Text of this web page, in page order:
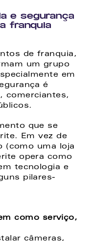
e segurança
franquia
de franquia,
um grupo
em
é
comerciantes,
que se
Em vez de
(como uma loja
opera como
tecnologia e
pilares-
como serviço,
câmeras,